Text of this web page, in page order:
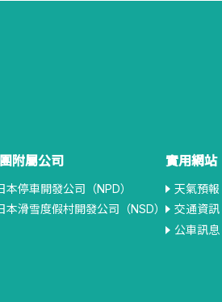
附屬公司
本停車開發公司（NPD）
本滑雪度假村開發公司（NSD）
實用網站
天氣預報
交通資訊
公車訊息